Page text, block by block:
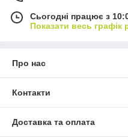
Сьогодні працює з
Показати весь графік
Про нас
Контакти
Доставка та оплата